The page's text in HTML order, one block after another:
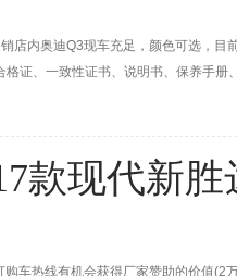
店内奥迪Q3现车充足，颜色可选，
证、一致性证书、说明书、保养手
款现代新
车热线有机会获得厂家赞助的价值